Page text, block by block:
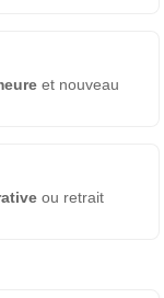
et nouveau
ou retrait